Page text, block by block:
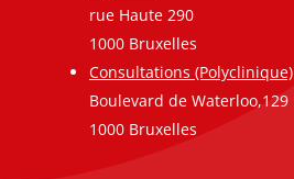
rue Haute 290
1000 Bruxelles
Consultations (Polyclinique)
Boulevard de Waterloo,129
1000 Bruxelles